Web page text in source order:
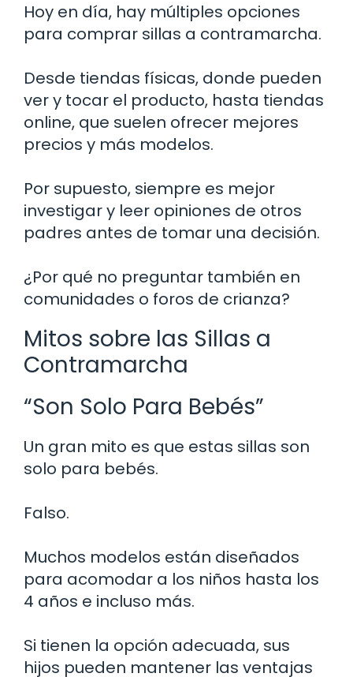
Hoy en día, hay múltiples opciones
para comprar sillas a contramarcha.
Desde tiendas físicas, donde pueden
ver y tocar el producto, hasta tiendas
online, que suelen ofrecer mejores
precios y más modelos.
Por supuesto, siempre es mejor
investigar y leer opiniones de otros
padres antes de tomar una decisión.
¿Por qué no preguntar también en
comunidades o foros de crianza?
Mitos sobre las Sillas a
Contramarcha
“Son Solo Para Bebés”
Un gran mito es que estas sillas son
solo para bebés.
Falso.
Muchos modelos están diseñados
para acomodar a los niños hasta los
4 años e incluso más.
Si tienen la opción adecuada, sus
hijos pueden mantener las ventajas